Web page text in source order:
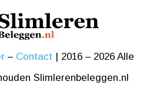
– Contact | 2016 – 2026 Alle
Slimlerenbeleggen.nl